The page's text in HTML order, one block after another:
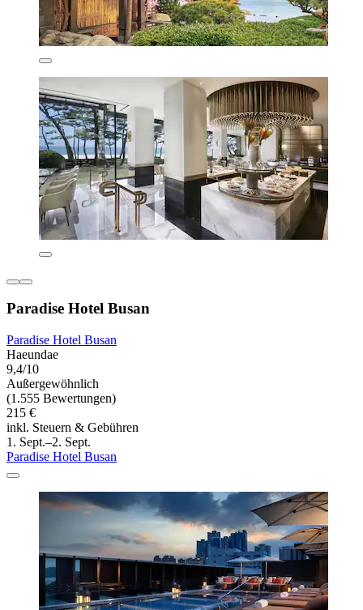
Paradise Hotel Busan
Paradise Hotel Busan
Haeundae
9,4/10
Außergewöhnlich
(1.555 Bewertungen)
215 €
inkl. Steuern & Gebühren
1. Sept.–2. Sept.
Paradise Hotel Busan